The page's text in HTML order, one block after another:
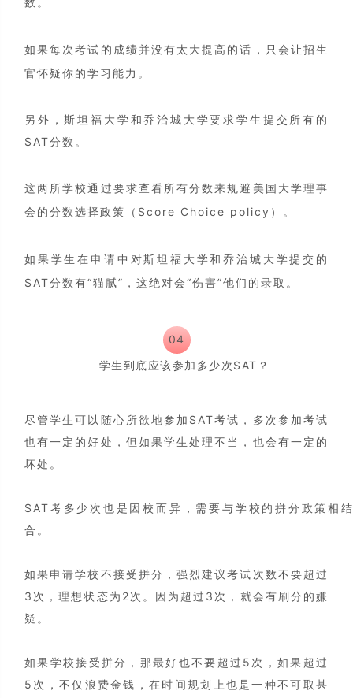
如果每次考试的成绩并没有太大提高的话，只会让招生
官怀疑你的学习能力。
另外，斯坦福大学和乔治城大学要求学生提交所有的
SAT分数。
这两所学校通过要求查看所有分数来规避美国大学理事
会的分数选择政策（Score Choice policy）。
如果学生在申请中对斯坦福大学和乔治城大学提交的
SAT分数有“猫腻”，这绝对会“伤害”他们的录取。
04
学生到底应该参加多少次SAT？
尽管学生可以随心所欲地参加SAT考试，多次参加考试
也有一定的好处，但如果学生处理不当，也会有一定的
坏处。
SAT考多少次也是因校而异，需要与学校的拼分政策相结
合。
如果申请学校不接受拼分，强烈建议考试次数不要超过
3次，理想状态为2次。因为超过3次，就会有刷分的嫌
疑。
如果学校接受拼分，那最好也不要超过5次，如果超过
5次，不仅浪费金钱，在时间规划上也是一种不可取甚